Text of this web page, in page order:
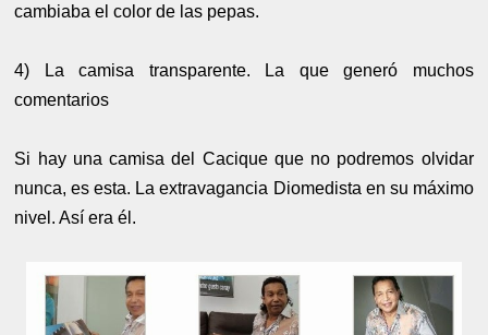
cambiaba el color de las pepas.
4) La camisa transparente. La que generó muchos
comentarios
Si hay una camisa del Cacique que no podremos olvidar
nunca, es esta. La extravagancia Diomedista en su máximo
nivel. Así era él.